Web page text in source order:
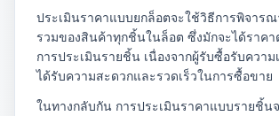
ประเมินราคาแบบยกล็อตจะใช้วิธีการพิจาร
รวมของสินค้าทุกชิ้นในล็อต ซึ่งมักจะได้ราคา
การประเมินรายชิ้น เนื่องจากผู้รับซื้อรับควา
ได้รับความสะดวกและรวดเร็วในการซื้อขาย
ในทางกลับกัน การประเมินราคาแบบรายชิ้น